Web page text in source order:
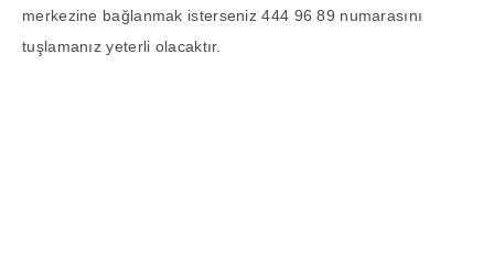
merkezine bağlanmak isterseniz 444 96 89 numarasını
tuşlamanız yeterli olacaktır.